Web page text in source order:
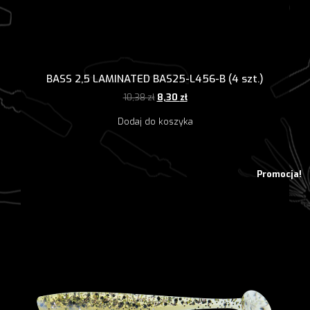
BASS 2,5 LAMINATED BAS25-L456-B (4 szt.)
10,38zł Pierwotna
wynosiła:
8,30 złAktualna
wynosi:
Dodaj do koszyka
Promocja!